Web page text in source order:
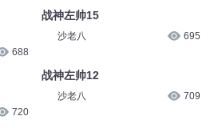
688
720
战神左帅15
沙老八 695
战神左帅12
沙老八 709